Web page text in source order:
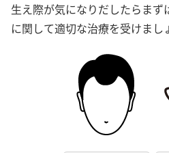
生え際が気になりだしたらま
に関して適切な治療を受けまし